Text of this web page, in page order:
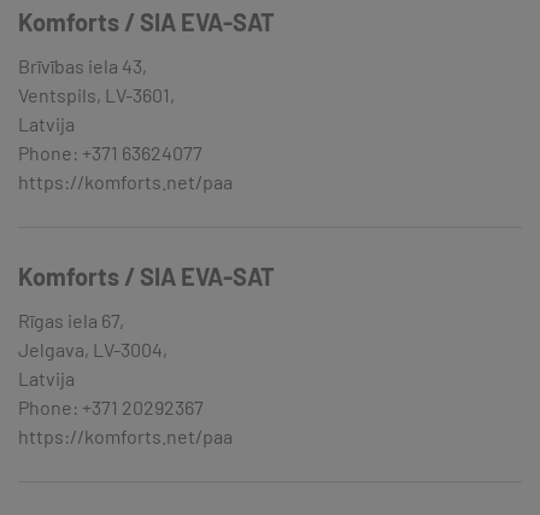
Komforts / SIA EVA-SAT
Brīvības iela 43,
Ventspils, LV-3601,
Latvija
Phone: +371 63624077
https://komforts.net/paa
Komforts / SIA EVA-SAT
Rīgas iela 67,
Jelgava, LV-3004,
Latvija
Phone: +371 20292367
https://komforts.net/paa